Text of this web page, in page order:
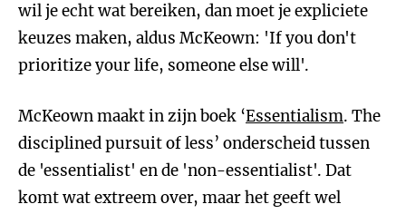
wil je echt wat bereiken, dan moet je expliciete
keuzes maken, aldus McKeown: 'If you don't
prioritize your life, someone else will'.
McKeown maakt in zijn boek ‘Essentialism. The
disciplined pursuit of less’ onderscheid tussen
de 'essentialist' en de 'non-essentialist'. Dat
komt wat extreem over, maar het geeft wel